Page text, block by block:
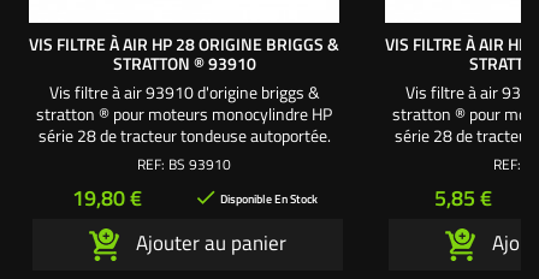
VIS FILTRE À AIR HP 28 ORIGINE BRIGGS &
STRATTON ® 93910
Vis filtre à air 93910 d'origine briggs &
stratton ® pour moteurs monocylindre HP
série 28 de tracteur tondeuse autoportée.
Longueur totale vis 70 mm ø filetage 4,7
REF: BS 93910
Prix
19,80 €  Disponible En Stock
Ajouter au panier
VIS FILTRE À AIR
Vis filtre à air
stratton ® pour
série 28 de tracteur
Longueur totale
REF:
Prix
5,85 €